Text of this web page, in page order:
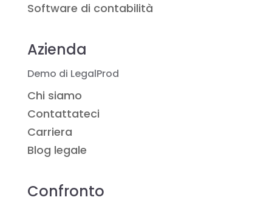
Software di contabilità
Azienda
Demo di LegalProd
Chi siamo
Contattateci
Carriera
Blog legale
Confronto